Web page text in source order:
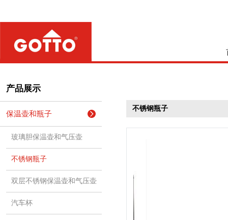
产品展示
保温壶和瓶子
玻璃胆保温壶和气压壶
不锈钢瓶子
双层不锈钢保温壶和气压壶
汽车杯
不锈钢瓶子